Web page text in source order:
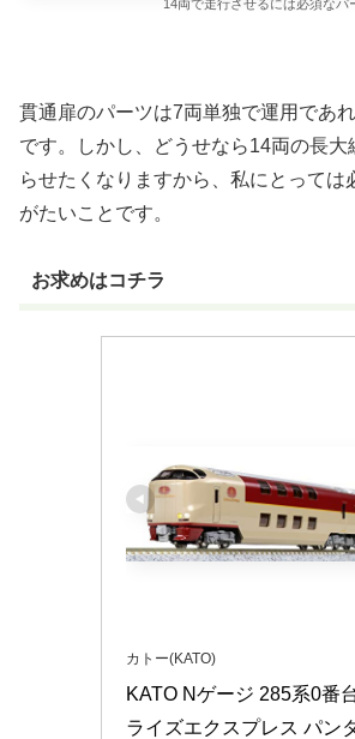
14両で走行させるには必須なパ
貫通扉のパーツは7両単独で運用であ
です。しかし、どうせなら14両の長大
らせたくなりますから、私にとっては
がたいことです。
お求めはコチラ
カトー(KATO)
KATO Nゲージ 285系0番
ライズエクスプレス パン